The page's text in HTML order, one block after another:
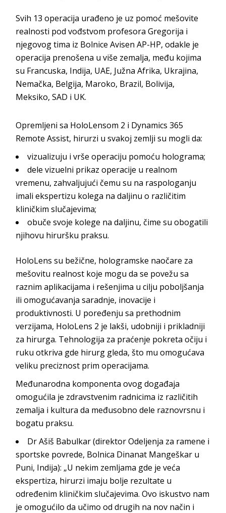
Svih 13 operacija urađeno je uz pomoć mešovite
realnosti pod vođstvom profesora Gregorija i
njegovog tima iz Bolnice Avisen AP-HP, odakle je
operacija prenošena u više zemalja, među kojima
su Francuska, Indija, UAE, Južna Afrika, Ukrajina,
Nemačka, Belgija, Maroko, Brazil, Bolivija,
Meksiko, SAD i UK.
Opremljeni sa HoloLensom 2 i Dynamics 365
Remote Assist, hirurzi u svakoj zemlji su mogli da:
vizualizuju i vrše operaciju pomoću holograma;
dele vizuelni prikaz operacije u realnom
vremenu, zahvaljujući čemu su na raspologanju
imali ekspertizu kolega na daljinu o različitim
kliničkim slučajevima;
obuče svoje kolege na daljinu, čime su obogatili
njihovu hiruršku praksu.
HoloLens su bežične, hologramske naočare za
mešovitu realnost koje mogu da se povežu sa
raznim aplikacijama i rešenjima u cilju poboljšanja
ili omogućavanja saradnje, inovacije i
produktivnosti. U poređenju sa prethodnim
verzijama, HoloLens 2 je lakši, udobniji i prikladniji
za hirurga. Tehnologija za praćenje pokreta očiju i
ruku otkriva gde hirurg gleda, što mu omogućava
veliku preciznost prim operacijama.
Međunarodna komponenta ovog događaja
omogućila je zdravstvenim radnicima iz različitih
zemalja i kultura da međusobno dele raznovrsnu i
bogatu praksu.
Dr Ašiš Babulkar (direktor Odeljenja za ramene i
sportske povrede, Bolnica Dinanat Mangeškar u
Puni, Indija): „U nekim zemljama gde je veća
ekspertiza, hirurzi imaju bolje rezultate u
određenim kliničkim slučajevima. Ovo iskustvo nam
je omogućilo da učimo od drugih na nov način i